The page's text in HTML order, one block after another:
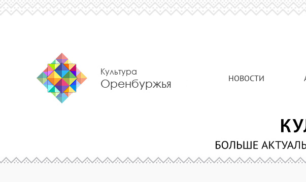
Культура
Оренбуржья НОВОСТИ